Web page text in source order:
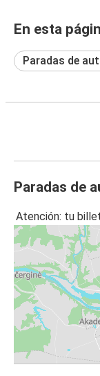
En esta
Paradas de
Paradas de
Atención: tu